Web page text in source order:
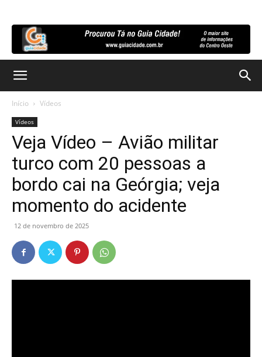
Início Vídeos
Vídeos
Veja Vídeo – Avião militar
turco com 20 pessoas a
bordo cai na Geórgia; veja
momento do acidente
12 de novembro de 2025